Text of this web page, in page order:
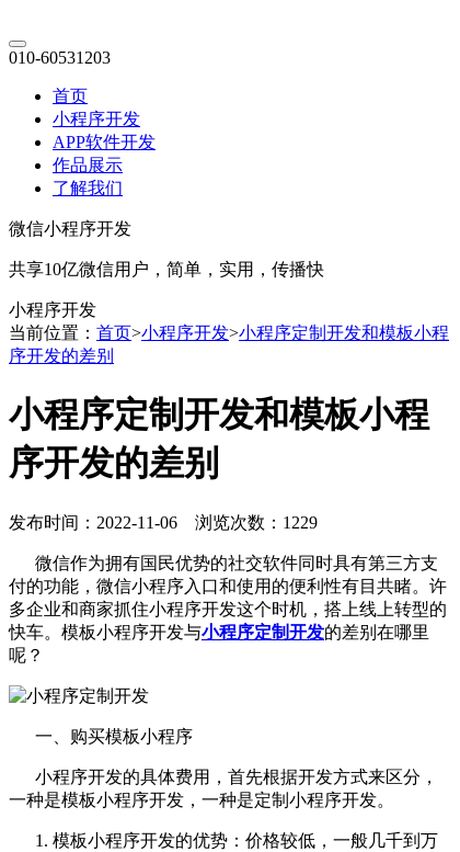
010-60531203
首页
小程序开发
APP软件开发
作品展示
了解我们
微信小程序开发
共享10亿微信用户，简单，实用，传播快
小程序开发
当前位置： 首页>小程序开发>小程序定制开发和模板小程
序开发的差别
小程序定制开发和模板小程
序开发的差别
发布时间：2022-11-06 浏览次数：1229
微信作为拥有国民优势的社交软件同时具有第三方支
付的功能，微信小程序入口和使用的便利性有目共睹。许
多企业和商家抓住小程序开发这个时机，搭上线上转型的
快车。模板小程序开发与小程序定制开发的差别在哪里
呢？
一、购买模板小程序
小程序开发的具体费用，首先根据开发方式来区分，
一种是模板小程序开发，一种是定制小程序开发。
1. 模板小程序开发的优势：价格较低，一般几千到万